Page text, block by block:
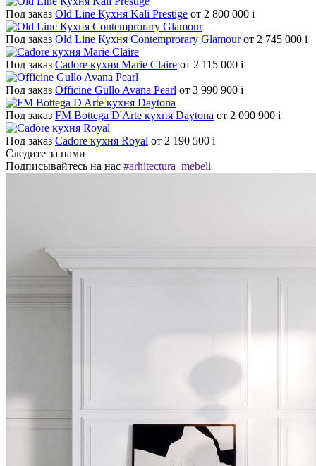
Под заказ Old Line Кухня Kali Prestige от 2 800 000 i
Под заказ Old Line Кухня Contemprorary Glamour от 2 745 000 i
Под заказ Cadore кухня Marie Claire от 2 115 000 i
Под заказ Officine Gullo Avana Pearl от 3 990 900 i
Под заказ FM Bottega D'Arte кухня Daytona от 2 090 900 i
Под заказ Cadore кухня Royal от 2 190 500 i
Следите за нами
Подписывайтесь на нас #arhitectura_mebeli